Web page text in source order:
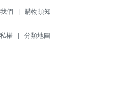
們 | 購物須知
權 | 分類地圖